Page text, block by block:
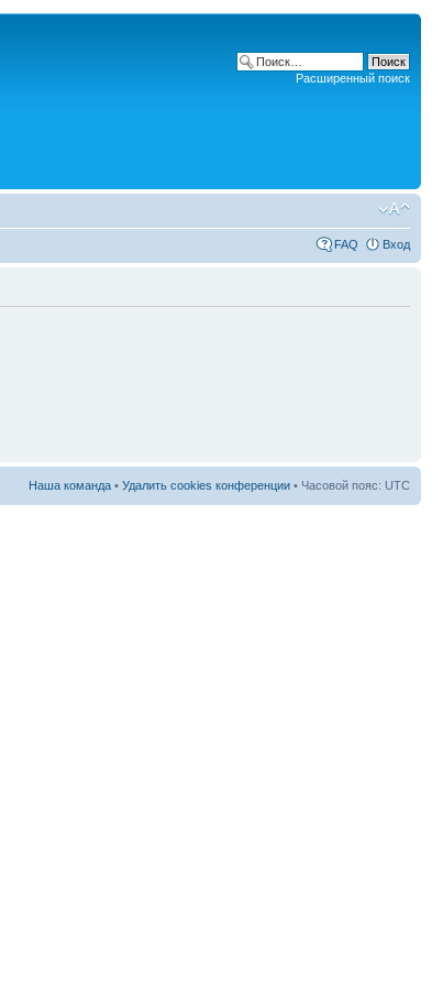
Расширенный поиск
FAQ Вход
Наша команда • Удалить cookies конференции • Часовой пояс: UTC